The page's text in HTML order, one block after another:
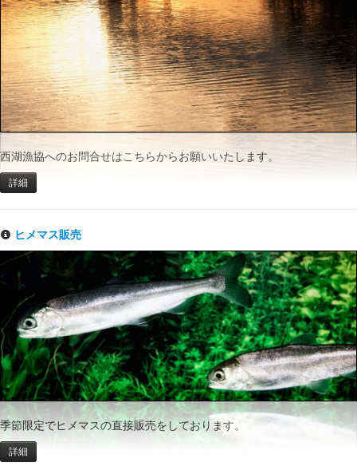
西湖漁協へのお問合せはこちらからお願いいたします。
詳細
ヒメマス販売
季節限定でヒメマスの直接販売をしております。
詳細